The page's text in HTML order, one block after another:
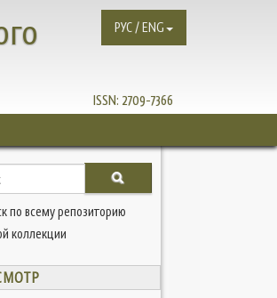
ISSN: 2709-7366
РУС / ENG
по всему репозиторию
коллекции